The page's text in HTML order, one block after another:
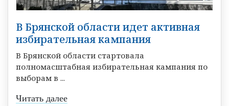
В Брянской области идет активная
избирательная кампания
В Брянской области стартовала
полномасштабная избирательная кампания по
выборам в ...
Читать далее